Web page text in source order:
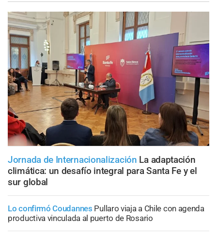
Jornada de Internacionalización La adaptación
climática: un desafío integral para Santa Fe y el
sur global
Lo confirmó Coudannes Pullaro viaja a Chile con agenda
productiva vinculada al puerto de Rosario